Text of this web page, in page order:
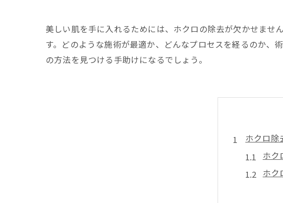
美しい肌を手に入れるためには、ホクロの除去が欠かせませ
す。どのような施術が最適か、どんなプロセスを経るのか、
の方法を見つける手助けになるでしょう。
ホクロ除
ホク
ホク
ホ